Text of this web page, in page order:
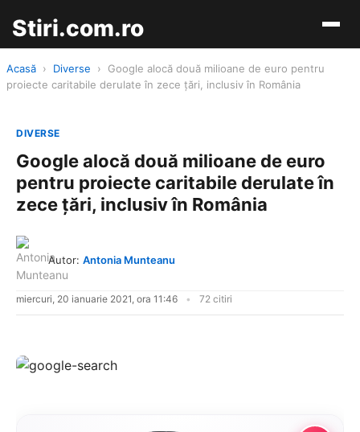
Stiri.com.ro
Acasă › Diverse ›
Google alocă două milioane de euro pentru
proiecte caritabile derulate în zece ţări, inclusiv în România
DIVERSE
Google alocă două milioane de euro
pentru proiecte caritabile derulate în
zece ţări, inclusiv în România
Autor: Antonia Munteanu
miercuri, 20 ianuarie 2021, ora 11:46 72 citiri